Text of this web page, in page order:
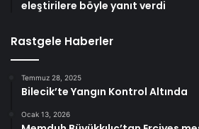
eleştirilere böyle yanıt verdi
Rastgele Haberler
Temmuz 28, 2025
Bilecik’te Yangın Kontrol Altında
Ocak 13, 2026